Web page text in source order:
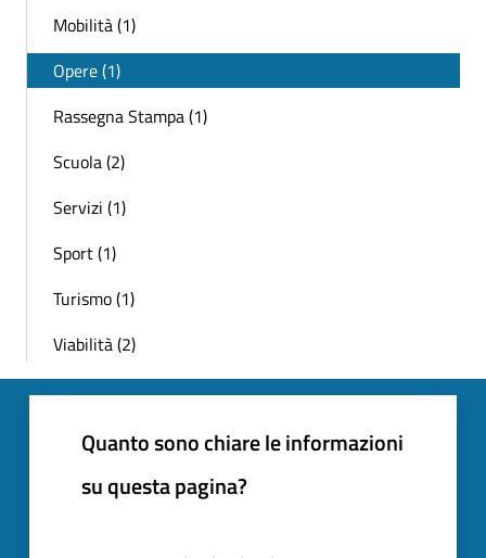
Mobilità (1)
Opere (1)
Rassegna Stampa (1)
Scuola (2)
Servizi (1)
Sport (1)
Turismo (1)
Viabilità (2)
Quanto sono chiare le informazioni
su questa pagina?